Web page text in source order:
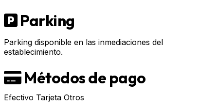
Parking
Parking disponible en las inmediaciones del
establecimiento.
Métodos de pago
Efectivo Tarjeta Otros